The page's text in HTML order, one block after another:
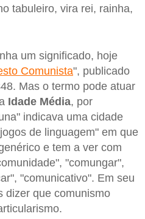
tabuleiro, vira rei, rainha,
um significado, hoje
Comunista", publicado
Mas o termo pode atuar
Idade Média, por
indicava uma cidade
de linguagem" em que
e tem a ver com
"comungar",
"comunicativo". Em seu
dizer que comunismo